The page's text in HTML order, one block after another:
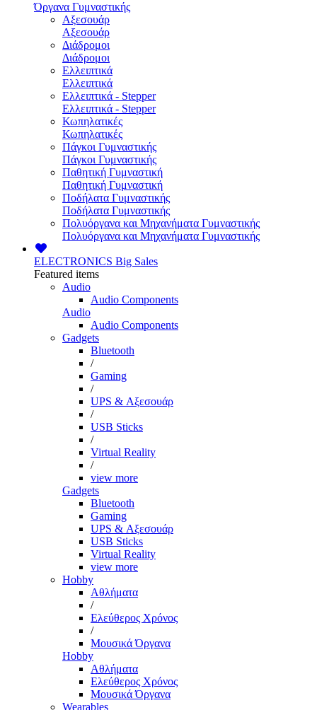
Όργανα Γυμναστικής
Αξεσουάρ
Αξεσουάρ
Διάδρομοι
Διάδρομοι
Ελλειπτικά
Ελλειπτικά
Ελλειπτικά - Stepper
Ελλειπτικά - Stepper
Κωπηλατικές
Κωπηλατικές
Πάγκοι Γυμναστικής
Πάγκοι Γυμναστικής
Παθητική Γυμναστική
Παθητική Γυμναστική
Ποδήλατα Γυμναστικής
Ποδήλατα Γυμναστικής
Πολυόργανα και Μηχανήματα Γυμναστικής
Πολυόργανα και Μηχανήματα Γυμναστικής
ELECTRONICS Big Sales
Featured items
Audio
Audio Components
Audio
Audio Components
Gadgets
Bluetooth
/
Gaming
/
UPS & Αξεσουάρ
/
USB Sticks
/
Virtual Reality
/
view more
Gadgets
Bluetooth
Gaming
UPS & Αξεσουάρ
USB Sticks
Virtual Reality
view more
Hobby
Αθλήματα
/
Ελεύθερος Χρόνος
/
Μουσικά Όργανα
Hobby
Αθλήματα
Ελεύθερος Χρόνος
Μουσικά Όργανα
Wearables